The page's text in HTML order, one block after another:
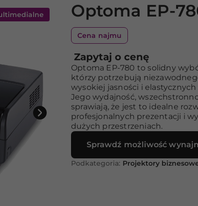
Optoma EP-
Cena najmu
Zapytaj o cenę
Optoma EP-780 to solidny
którzy potrzebują
wysokiej jasności i
Jego wydajność,
sprawiają, że jest to idealne
profesjonalnych prezentacji i
dużych przestrzeniach.
Sprawdź możliwość
Podkategoria: Projektory